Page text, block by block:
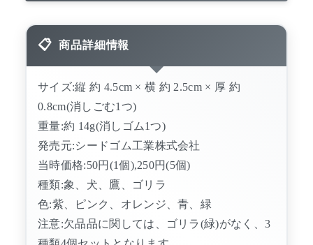
商品詳細情報
サイズ:縦 約 4.5cm × 横 約 2.5cm × 厚 約
0.8cm(消しごむ1つ)
重量:約 14g(消しゴム1つ)
発売元:シードゴム工業株式会社
当時価格:50円(1個),250円(5個)
種類:象、犬、鷹、ゴリラ
色:紫、ピンク、オレンジ、青、緑
注意:欠品品に関しては、ゴリラ(緑)がなく、3